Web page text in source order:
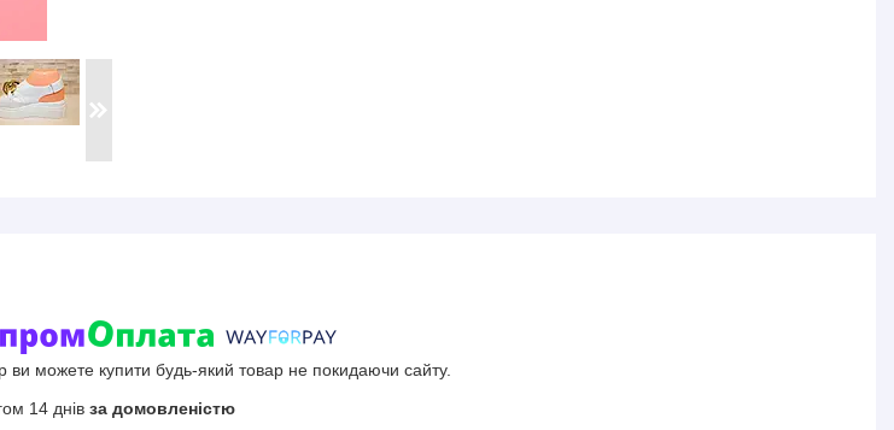
ви можете купити будь-який товар не покидаючи сайту.
14 днів за домовленістю